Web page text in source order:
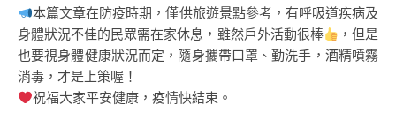
本篇文章在防疫時期，僅供旅遊景點參考，有呼吸道疾病及
身體狀況不佳的民眾需在家休息，雖然戶外活動很棒
，但是
也要視身體健康狀況而定，隨身攜帶口罩、勤洗手，酒精噴霧
消毒，才是上策喔！
祝福大家平安健康，疫情快結束。